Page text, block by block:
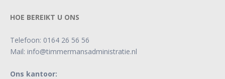
HOE BEREIKT U ONS
Telefoon: 0164 26 56 56
Mail: info@timmermansadministratie.nl
Ons kantoor: